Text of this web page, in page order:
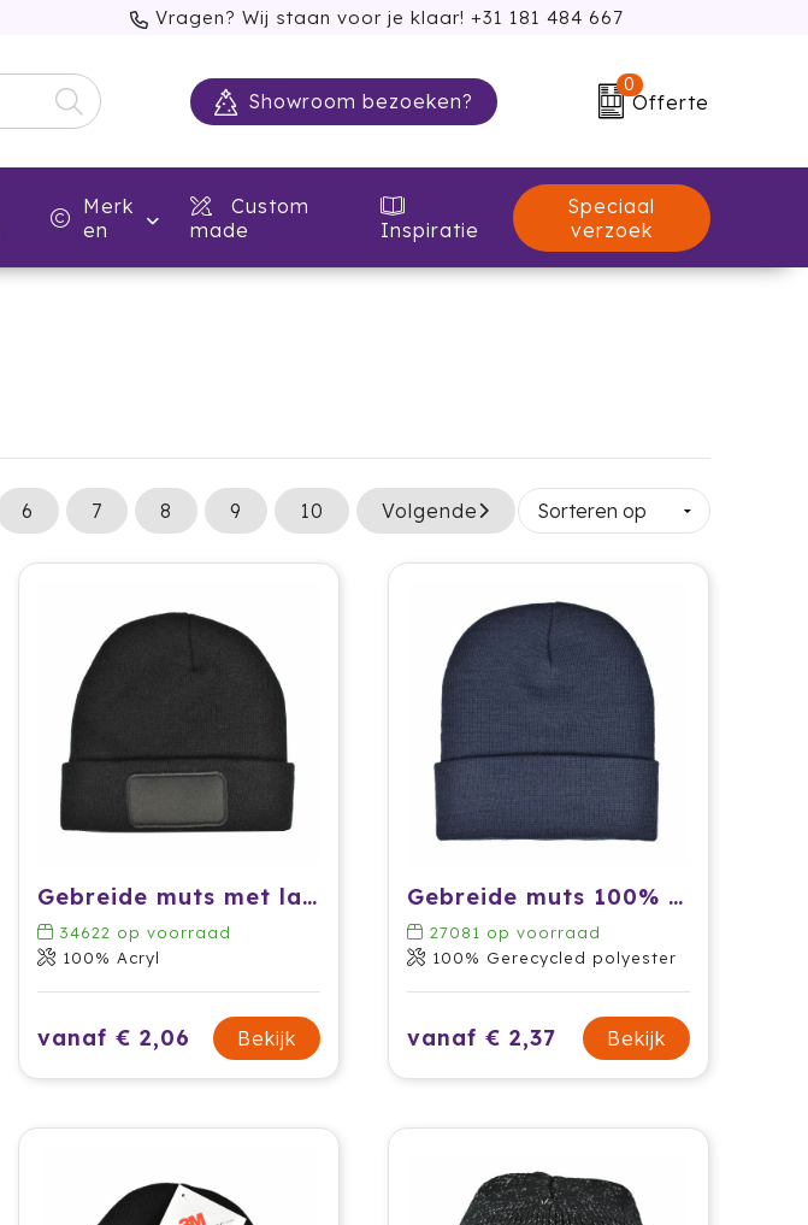
Vragen? Wij staan voor je klaar! +31 181 484 667
Showroom bezoeken?
0
Offerte
Merk
en
Custom
made
Inspiratie
Speciaal
verzoek
6 7 8 9 10 Volgende
Gebreide muts met label
34622 op voorraad
100% Acryl
vanaf € 2,06 Bekijk
Gebreide muts 100% rPET
27081 op voorraad
100% Gerecycled polyester
vanaf € 2,37 Bekijk